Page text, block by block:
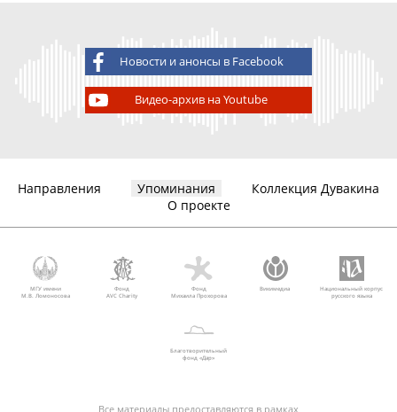
Новости и анонсы в Facebook
Видео-архив на Youtube
Направления Упоминания
Коллекция Дувакина
О проекте
МГУ имени
М.В. Ломоносова
Фонд
AVC Charity
Фонд
Михаила Прохорова
Викимедиа
Национальный корпус
русского языка
Благотворительный
фонд «Дар»
Все материалы предоставляются в рамках